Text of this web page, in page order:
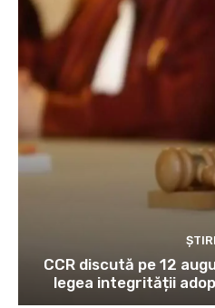
ȘTIRI
CCR discută pe 12
legea integrității